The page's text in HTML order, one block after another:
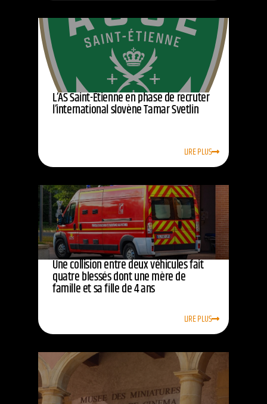
L’AS Saint-Étienne en phase de recruter
l’international slovène Tamar Svetlin
LIRE PLUS
Une collision entre deux véhicules fait
quatre blessés dont une mère de
famille et sa fille de 4 ans
LIRE PLUS